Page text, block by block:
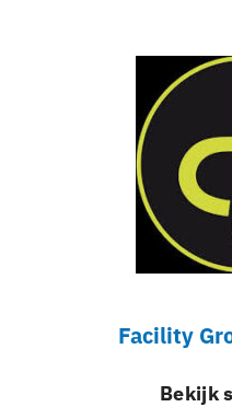
Facility
Bekijk